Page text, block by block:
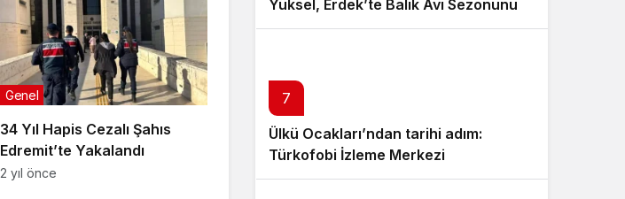
34 Yıl Hapis Cezalı Şahıs
Edremit’te Yakalandı
Genel
2 yıl önce
Yüksel, Erdek’te Balık Avı Sezonunu
“Vira Bismillah” ile Açtı
7
Ülkü Ocakları’ndan tarihi adım:
Türkofobi İzleme Merkezi